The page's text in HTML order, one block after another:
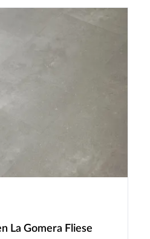
La Gomera Fliese